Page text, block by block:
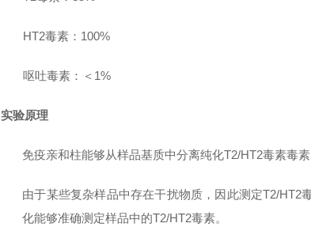
HT2毒素：100%
呕吐毒素：＜1%
实验原理
免疫亲和柱能够从样品基质中分离纯化T2/HT2毒素毒
由于某些复杂样品中存在干扰物质，因此测定T2/
化能够准确测定样品中的T2/HT2毒素。